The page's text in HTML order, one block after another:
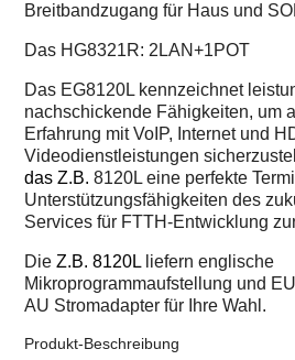
Breitbandzugang für Haus und
Das HG8321R: 2LAN+1POT
Das EG8120L kennzeichnet
nachschickende Fähigkeiten, um
Erfahrung mit VoIP, Internet und
Videodienstleistungen
das Z.B. 8120L eine perfekte
Unterstützungsfähigkeiten des
Services für FTTH-Entwicklung
DieZ.B. 8120Lliefern englische
Mikroprogrammaufstellung und
AU Stromadapter für Ihre Wahl.
Produkt-Beschreibung